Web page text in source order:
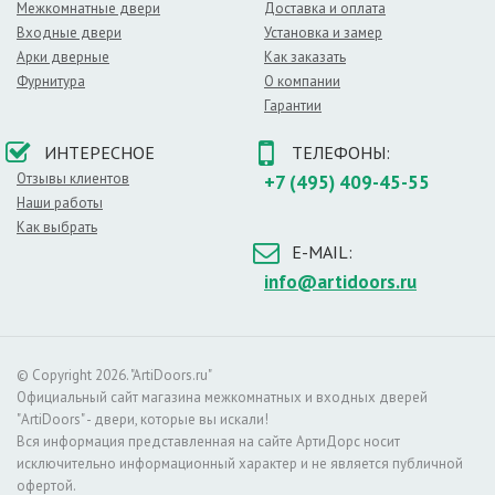
– душевой,
– современном офисе.
Светлый оттенок хорошо сочетается с более
темными отделочными материалами. Не менее
привлекательно выглядит белый дверной проем в
окружении пастельных и матовых оттенков.
Мифы о поверхности белого цвета:
– такая поверхность легко марается,
– белый цвет слишком банально выглядит.
Межкомнатные двери
Входные двери
Арки дверные
Фурнитура
Доставка и оплата
Установка и замер
Как заказать
О компании
Гарантии
ИНТЕРЕСНОЕ
Отзывы клиентов
Наши работы
Как выбрать
ТЕЛЕФОНЫ:
+7 (495) 409-45-55
E-MAIL:
info@artidoors.ru
© Copyright 2026. "ArtiDoors.ru"
Официальный сайт магазина межкомнатных и входных дверей
"ArtiDoors" - двери, которые вы искали!
Вся информация представленная на сайте АртиДорс носит
исключительно информационный характер и не является публичной
офертой.